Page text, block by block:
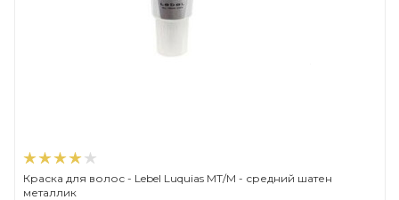
Краска для волос - Lebel Luquias MT/M - средний шатен
металлик